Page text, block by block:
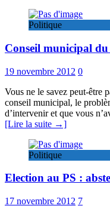
Politique
Conseil municipal
19 novembre 2012 0
Vous ne le savez peut-être
conseil municipal, le
d’intervenir et que vous
[Lire la suite →]
Politique
Election au PS :
17 novembre 2012 7